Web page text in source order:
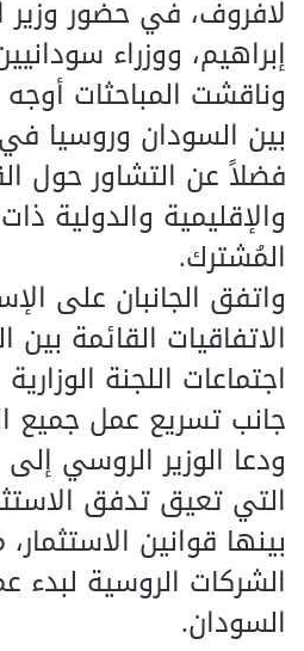
لافروف، في حضور وزير
إبراهيم، ووزراء
وناقشت المباحثات أوجه
بين السودان وروسيا
فضلاً عن التشاور حول
والإقليمية والدولية
المُشترك.
واتفق الجانبان على
الاتفاقيات القائمة بين
اجتماعات اللجنة
جانب تسريع عمل جميع
ودعا الوزير الروسي إلى
التي تعيق تدفق
بينها قوانين
الشركات الروسية لبدء
السودان.